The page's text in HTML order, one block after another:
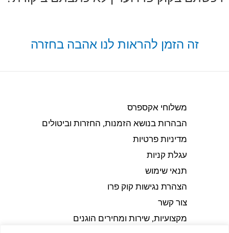
זה הזמן להראות לנו אהבה בחזרה
משלוחי אקספרס
הבהרות בנושא הזמנות, החזרות וביטולים​
מדיניות פרטיות
עגלת קניות
תנאי שימוש
הצהרת נגישות קוק פרו
צור קשר
מקצועיות, שירות ומחירים הוגנים